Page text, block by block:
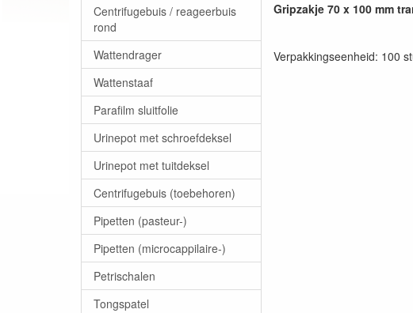
Centrifugebuis / reageerbuis
rond
Wattendrager
Wattenstaaf
Parafilm sluitfolie
Urinepot met schroefdeksel
Urinepot met tuitdeksel
Centrifugebuis (toebehoren)
Pipetten (pasteur-)
Pipetten (microcappilaire-)
Petrischalen
Tongspatel
Gripzakje 70 x 100 mm
Verpakkingseenheid: 100